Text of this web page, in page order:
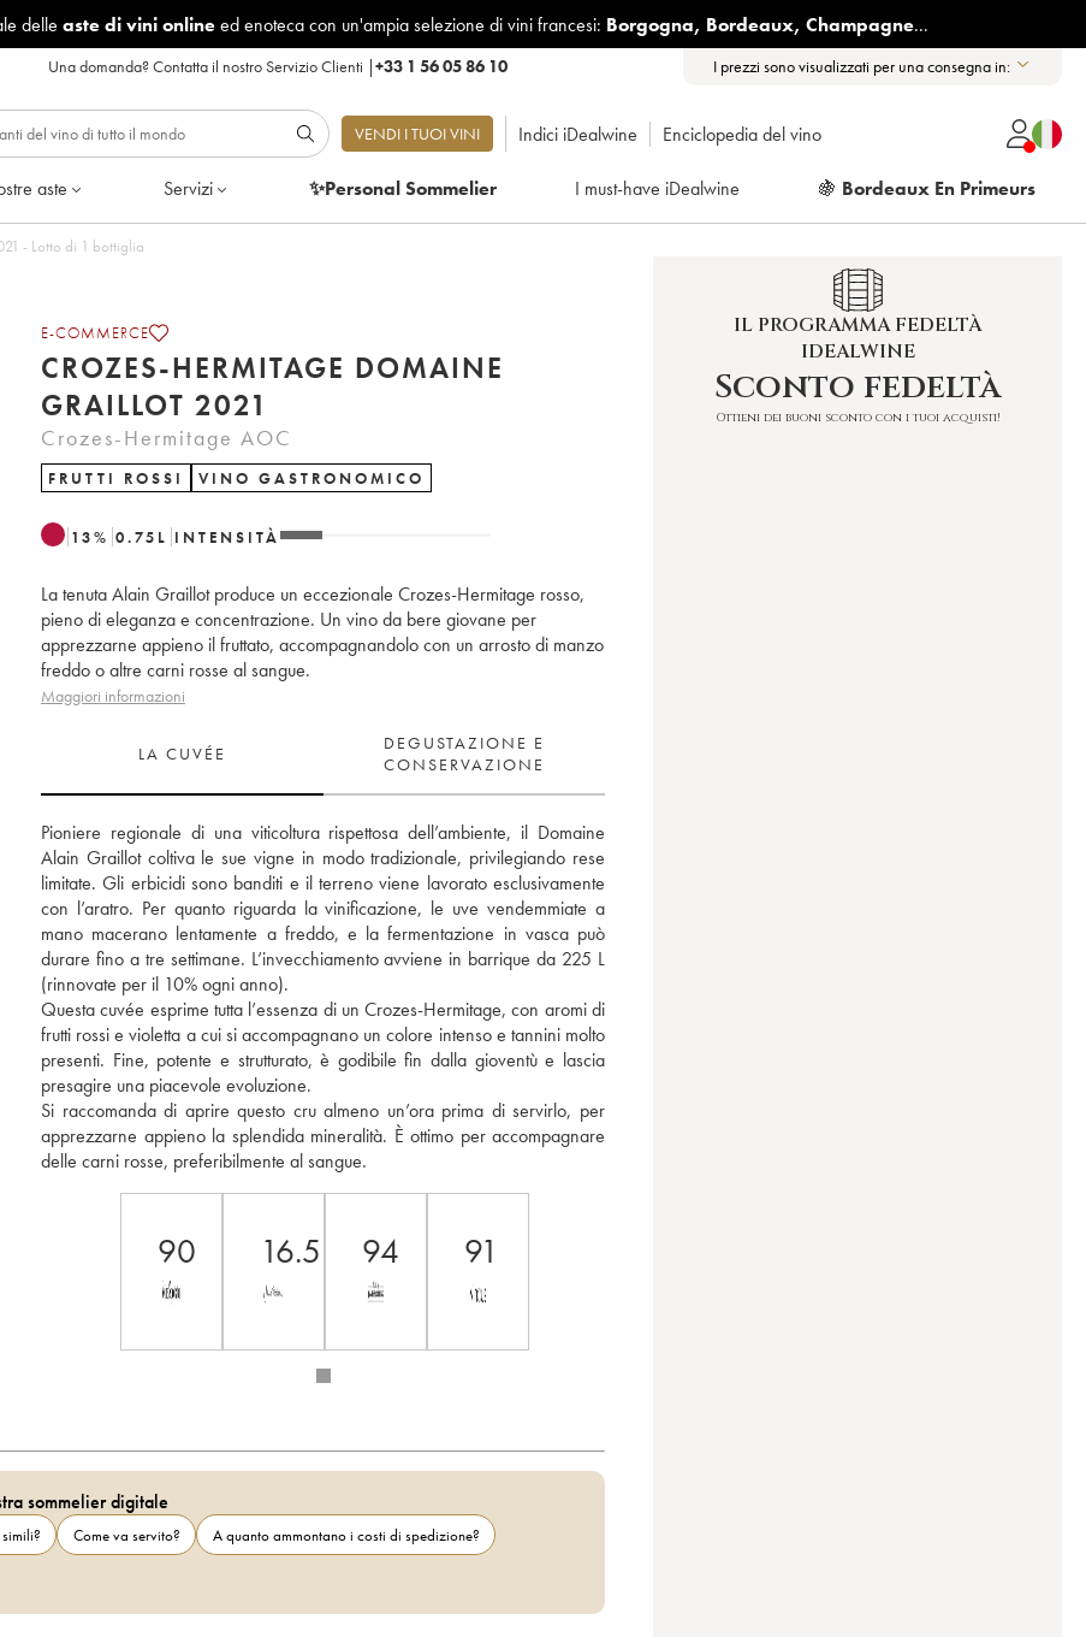
delle aste di vini onlineed enoteca con un'ampia selezione di vini francesi: Borgogna, Bordeaux, Champagne...
Una domanda?Contatta il nostro Servizio Clienti |+33 1 56 05 86 10 I prezzi sono visualizzati per una consegna in:
VENDI I TUOI VINI Indici iDealwine Enciclopedia del vino
aste Servizi ✨Personal Sommelier I must-have iDealwine 🍇 Bordeaux En Primeurs
- Lotto di 1 bottiglia
E-COMMERCE
CROZES-HERMITAGE DOMAINE
GRAILLOT 2021
Crozes-Hermitage AOC
FRUTTI ROSSI VINO GASTRONOMICO
13% 0.75 L INTENSITÀ
La tenuta Alain Graillot produce un eccezionale Crozes-Hermitage rosso,
pieno di eleganza e concentrazione. Un vino da bere giovane per
apprezzarne appieno il fruttato, accompagnandolo con un arrosto di manzo
freddo o altre carni rosse al sangue.
Maggiori informazioni
LA CUVÉE
DEGUSTAZIONE E
CONSERVAZIONE
Pioniere regionale di una viticoltura rispettosa dell’ambiente, il Domaine
Alain Graillot coltiva le sue vigne in modo tradizionale, privilegiando rese
limitate. Gli erbicidi sono banditi e il terreno viene lavorato esclusivamente
con l’aratro. Per quanto riguarda la vinificazione, le uve vendemmiate a
mano macerano lentamente a freddo, e la fermentazione in vasca può
durare fino a tre settimane. L’invecchiamento avviene in barrique da 225 L
(rinnovate per il 10% ogni anno).
Questa cuvée esprime tutta l’essenza di un Crozes-Hermitage, con aromi di
frutti rossi e violetta a cui si accompagnano un colore intenso e tannini molto
presenti. Fine, potente e strutturato, è godibile fin dalla gioventù e lascia
presagire una piacevole evoluzione.
Si raccomanda di aprire questo cru almeno un’ora prima di servirlo, per
apprezzarne appieno la splendida mineralità. È ottimo per accompagnare
delle carni rosse, preferibilmente al sangue.
90 16.5 94 91
sommelier digitale
Come va servito?
A quanto ammontano i costi di spedizione?
IL PROGRAMMA FEDELTÀ
IDEALWINE
Sconto fedeltà
Ottieni dei buoni sconto con i tuoi acquisti!